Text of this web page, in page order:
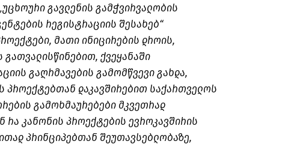
გავლენის გამჭვირვალობის
რეგისტრაციის შესახებ“
მათი ინიცირების დროის,
ქვეყანაში
გაღრმავების გამომწვევი გახდა,
პროექტებთან დაკავშირებით საქართველოს
გამოხმაურებები მკვეთრად
რა კანონის პროექტების ევროკავშირის
პრინციპებთან შეუთავსებლობაზე,